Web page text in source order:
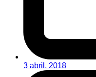
3 abril, 2018